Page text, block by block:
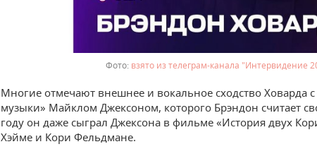
взято из телеграм-канала "Интервидение
Многие отмечают внешнее и вокальное сходство Ховарда
музыки» Майклом Джексоном, которого Брэндон считает
году он даже сыграл Джексона в фильме «История двух
Хэйме и Кори Фельдмане.